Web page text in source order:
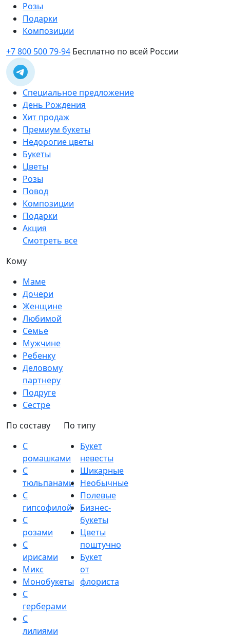
Розы
Подарки
Композиции
+7 800 500 79-94 Бесплатно по всей России
Специальное предложение
День Рождения
Хит продаж
Премиум букеты
Недорогие цветы
Букеты
Цветы
Розы
Повод
Композиции
Подарки
Акция
Смотреть все
Кому
Маме
Дочери
Женщине
Любимой
Семье
Мужчине
Ребенку
Деловому
партнеру
Подруге
Сестре
По составу
С
ромашками
С
тюльпанами
С
гипсофилой
С
розами
С
ирисами
Микс
Монобукеты
С
герберами
С
лилиями
По типу
Букет
невесты
Шикарные
Необычные
Полевые
Бизнес-
букеты
Цветы
поштучно
Букет
от
флориста